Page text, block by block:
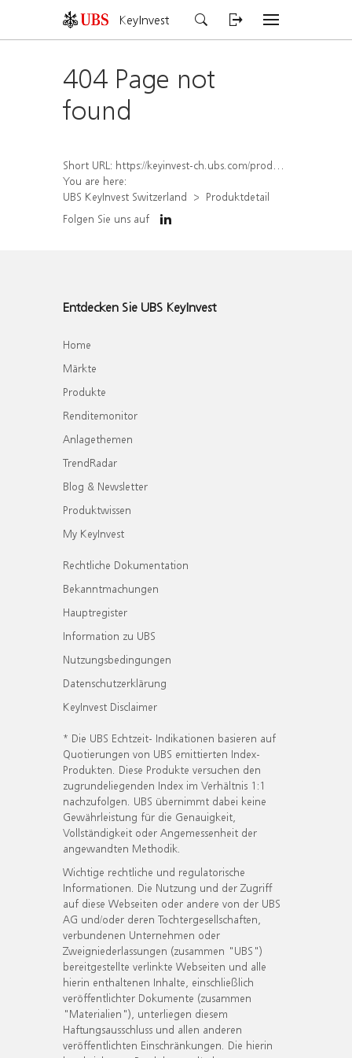
KeyInvest
404 Page not
found
Short URL: https://keyinvest-ch.ubs.com/produkt/detail/index/isin/CH1584631670
You are here:
UBS KeyInvest Switzerland
Produktdetail
Folgen Sie uns auf
Entdecken Sie UBS KeyInvest
Home
Märkte
Produkte
Renditemonitor
Anlagethemen
TrendRadar
Blog & Newsletter
Produktwissen
My KeyInvest
Rechtliche Dokumentation
Bekanntmachungen
Hauptregister
Information zu UBS
Nutzungsbedingungen
Datenschutzerklärung
KeyInvest Disclaimer
* Die UBS Echtzeit- Indikationen basieren auf
Quotierungen von UBS emittierten Index-
Produkten. Diese Produkte versuchen den
zugrundeliegenden Index im Verhältnis 1:1
nachzufolgen. UBS übernimmt dabei keine
Gewährleistung für die Genauigkeit,
Vollständigkeit oder Angemessenheit der
angewandten Methodik.
Wichtige rechtliche und regulatorische
Informationen. Die Nutzung und der Zugriff
auf diese Webseiten oder andere von der UBS
AG und/oder deren Tochtergesellschaften,
verbundenen Unternehmen oder
Zweigniederlassungen (zusammen "UBS")
bereitgestellte verlinkte Webseiten und alle
hierin enthaltenen Inhalte, einschließlich
veröffentlichter Dokumente (zusammen
"Materialien"), unterliegen diesem
Haftungsausschluss und allen anderen
veröffentlichten Einschränkungen. Die hierin